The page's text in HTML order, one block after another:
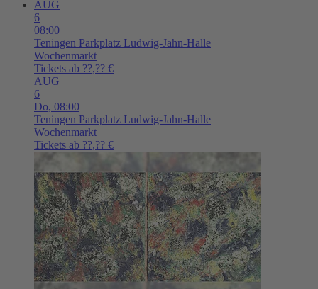
AUG
6
08:00
Teningen Parkplatz Ludwig-Jahn-Halle
Wochenmarkt
Tickets ab ??,?? €
AUG
6
Do, 08:00
Teningen Parkplatz Ludwig-Jahn-Halle
Wochenmarkt
Tickets ab ??,?? €